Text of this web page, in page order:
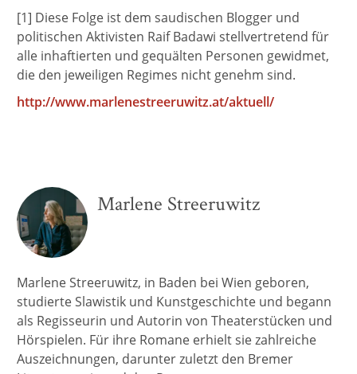
[1] Diese Folge ist dem saudischen Blogger und
politischen Aktivisten Raif Badawi stellvertretend für
alle inhaftierten und gequälten Personen gewidmet,
die den jeweiligen Regimes nicht genehm sind.
http://www.marlenestreeruwitz.at/aktuell/
Marlene Streeruwitz
Marlene Streeruwitz, in Baden bei Wien geboren,
studierte Slawistik und Kunstgeschichte und begann
als Regisseurin und Autorin von Theaterstücken und
Hörspielen. Für ihre Romane erhielt sie zahlreiche
Auszeichnungen, darunter zuletzt den Bremer